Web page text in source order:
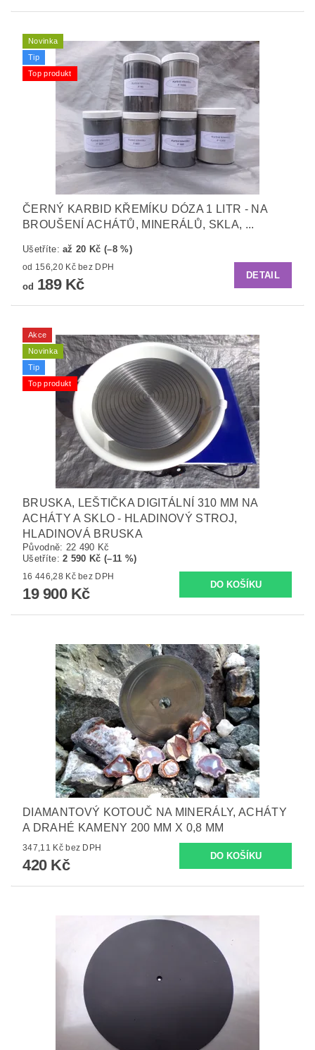
Novinka
Tip
Top produkt
ČERNÝ KARBID KŘEMÍKU DÓZA 1 LITR - NA
BROUŠENÍ ACHÁTŮ, MINERÁLŮ, SKLA, ...
Ušetříte:až 20 Kč (–8 %)
od 156,20 Kč bez DPH
od 189 Kč
DETAIL
Akce
Novinka
Tip
Top produkt
BRUSKA, LEŠTIČKA DIGITÁLNÍ 310 MM NA
ACHÁTY A SKLO - HLADINOVÝ STROJ,
HLADINOVÁ BRUSKA
Původně: 22 490 Kč
Ušetříte:2 590 Kč (–11 %)
16 446,28 Kč bez DPH
19 900 Kč
DIAMANTOVÝ KOTOUČ NA MINERÁLY, ACHÁTY
A DRAHÉ KAMENY 200 MM X 0,8 MM
347,11 Kč bez DPH
420 Kč